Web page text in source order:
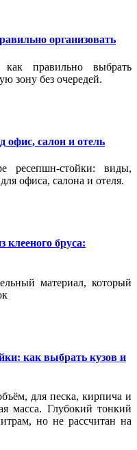
организовать
правильно выбрать
зону без очередей.
офис, салон и отель
ресепшн-стойки: виды,
офиса, салона и отеля.
клееного бруса:
материал, который
как выбрать кузов и
для песка, кирпича и
масса. Глубокий тонкий
но не рассчитан на